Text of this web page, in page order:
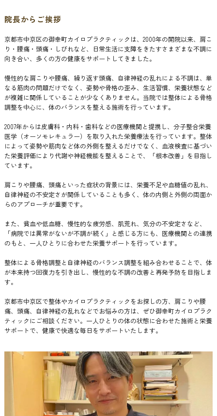
院長からご挨拶
京都市中京区の御幸町カイロプラクティックは、2000年の開院以来、肩こ
り・腰痛・頭痛・しびれなど、日常生活に支障をきたすさまざまな不調に
向き合い、多くの方の健康をサポートしてきました。
慢性的な肩こりや腰痛、繰り返す頭痛、自律神経の乱れによる不調は、単
なる筋肉の問題だけでなく、姿勢や骨格の歪み、生活習慣、栄養状態など
が複雑に関係していることが少なくありません。当院では整体による骨格
調整を中心に、体のバランスを整える施術を行っています。
2007年からは皮膚科・内科・歯科などの医療機関と提携し、分子整合栄養
医学（オーソモレキュラー）を取り入れた栄養療法を行っています。整体
によって姿勢や筋肉など体の外側を整えるだけでなく、血液検査に基づい
た栄養評価により代謝や神経機能を整えることで、「根本改善」を目指し
ています。
肩こりや腰痛、頭痛といった症状の背景には、栄養不足や血糖値の乱れ、
自律神経の不安定さが関係していることも多く、体の内側と外側の両面か
らのアプローチが重要です。
また、貧血や低血糖、慢性的な疲労感、肌荒れ、気分の不安定さなど、
「病院では異常がないが不調が続く」と感じる方にも、医療機関との連携
のもと、一人ひとりに合わせた栄養サポートを行っています。
整体による骨格調整と自律神経のバランス調整を組み合わせることで、体
が本来持つ回復力を引き出し、慢性的な不調の改善と再発予防を目指しま
す。
京都市中京区で整体やカイロプラクティックをお探しの方、肩こりや腰
痛、頭痛、自律神経の乱れなどでお悩みの方は、ぜひ御幸町カイロプラク
ティックにご相談ください。一人ひとりの体の状態に合わせた施術と栄養
サポートで、健康で快適な毎日をサポートいたします。